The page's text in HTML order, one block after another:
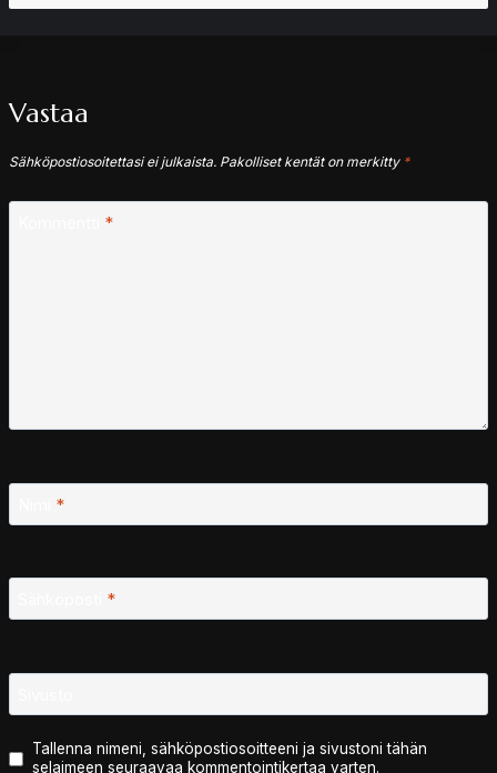
Vastaa
Sähköpostiosoitettasi ei julkaista. Pakolliset kentät on merkitty *
*
*
*
Tallenna nimeni, sähköpostiosoitteeni ja sivustoni tähän
selaimeen seuraavaa kommentointikertaa varten.